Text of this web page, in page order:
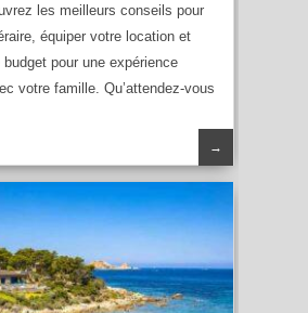
les meilleurs conseils pour
équiper votre location et
budget pour une expérience
votre famille. Qu’attendez-vous
→